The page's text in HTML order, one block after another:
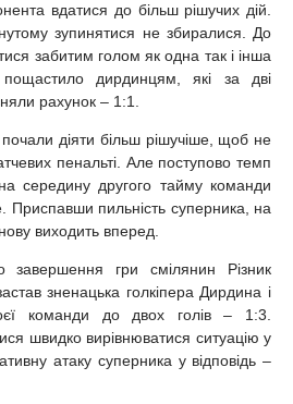
вдатися до більш рішучих дій.
зупинятися не збиралися. До
забитим голом як одна так і інша
дирдинцям, які за дві
рахунок – 1:1.
діяти більш рішучіше, щоб не
пенальті. Але поступово темп
середину другого тайму команди
Приспавши пильність суперника, на
виходить вперед.
гри смілянин Різник
зненацька голкіпера Дирдина і
команди до двох голів – 1:3.
швидко вирівнюватися ситуацію у
атаку суперника у відповідь –